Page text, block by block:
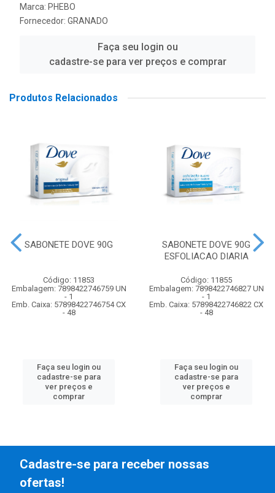
Marca: PHEBO
Fornecedor: GRANADO
Faça seu login ou
cadastre-se para ver preços e comprar
Produtos Relacionados
SABONETE DOVE 90G
Código: 11853
Embalagem: 7898422746759 UN
- 1
Emb. Caixa: 57898422746754 CX
- 48
Faça seu login ou
cadastre-se para
ver preços e
comprar
SABONETE DOVE 90G
ESFOLIACAO DIARIA
Código: 11855
Embalagem: 7898422746827 UN
- 1
Emb. Caixa: 57898422746822 CX
- 48
Faça seu login ou
cadastre-se para
ver preços e
comprar
Cadastre-se para receber nossas
ofertas!